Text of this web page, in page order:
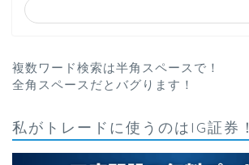
複数ワード検索は半角スペースで！
全角スペースだとバグります！
私がトレードに使うのはIG証券！